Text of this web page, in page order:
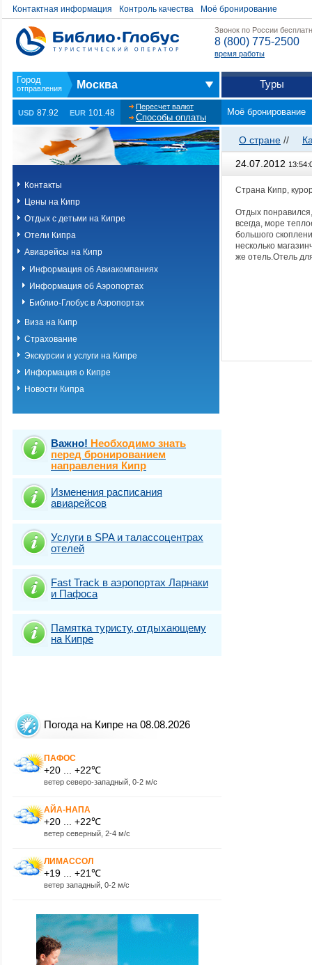
Контактная информация Контроль качества Моё бронирование
Звонок по России
8 (800) 775-2500
время работы
Москва Туры
USD 87.92 EUR 101.48
Пересчет валют
Способы оплаты
Моё бронирование
Контакты
Цены на Кипр
Отдых с детьми на Кипре
Отели Кипра
Авиарейсы на Кипр
Информация об Авиакомпаниях
Информация об Аэропортах
Библио-Глобус в Аэропортах
Виза на Кипр
Страхование
Экскурсии и услуги на Кипре
Информация о Кипре
Новости Кипра
Важно! Необходимо знать
перед бронированием
направления Кипр
Изменения расписания
авиарейсов
Услуги в SPA и талассоцентрах
отелей
Fast Traсk в аэропортах Ларнаки
и Пафоса
Памятка туристу, отдыхающему
на Кипре
Погода на Кипре на 08.08.2026
ПАФОС
+20 ... +22℃
ветер северо-западный, 0-2 м/с
АЙА-НАПА
+20 ... +22℃
ветер северный, 2-4 м/с
ЛИМАССОЛ
+19 ... +21℃
ветер западный, 0-2 м/с
О стране //
24.07.2012
Страна Кипр,
Отдых
всегда, море
большого
несколько
же отель.Отель